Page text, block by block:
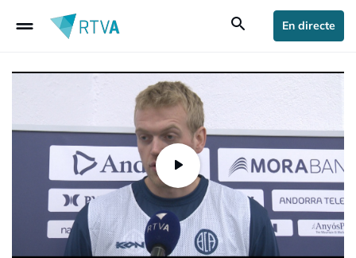
drag_handle search En directe